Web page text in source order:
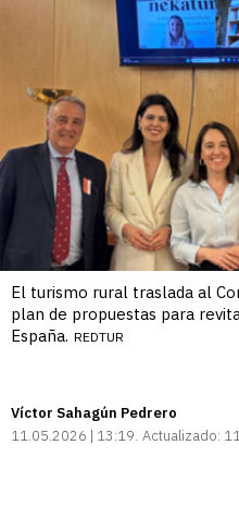
El turismo rural traslada al
plan de propuestas para
España. REDTUR
Víctor Sahagún Pedrero
11.05.2026 | 13:19 Actualizado: